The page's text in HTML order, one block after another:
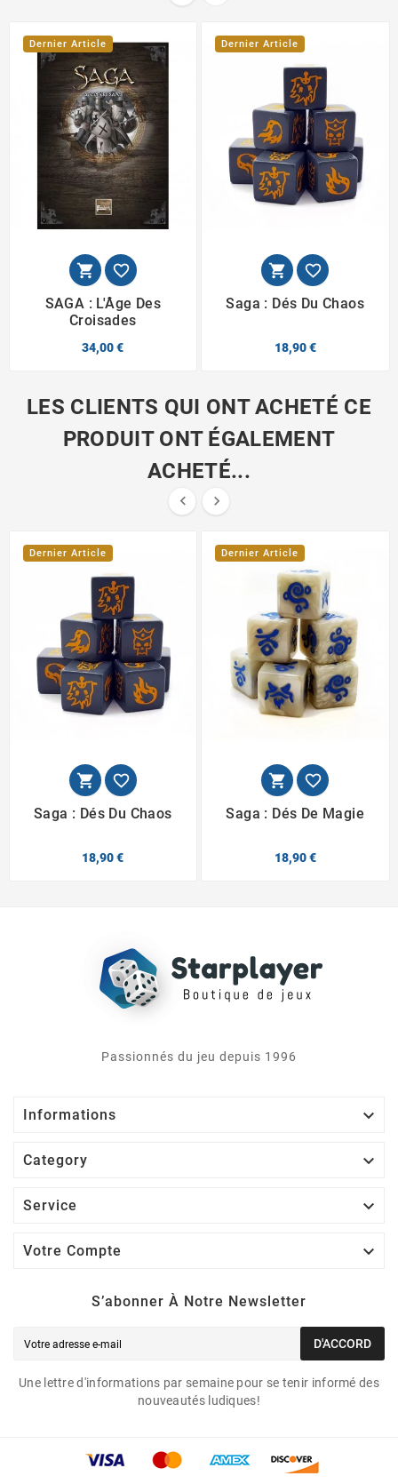
Dernier Article
 
SAGA : L'Âge Des
Croisades
34,00 €
Dernier Article
 
Saga : Dés Du Chaos
18,90 €
LES CLIENTS QUI ONT ACHETÉ CE
PRODUIT ONT ÉGALEMENT
ACHETÉ...
 
Dernier Article
 
Saga : Dés Du Chaos
18,90 €
Dernier Article
 
Saga : Dés De Magie
18,90 €
Passionnés du jeu depuis 1996
Informations 
Category 
Service 
Votre Compte 
S’abonner À Notre Newsletter
D'ACCORD
Une lettre d'informations par semaine pour se tenir informé des
nouveautés ludiques!